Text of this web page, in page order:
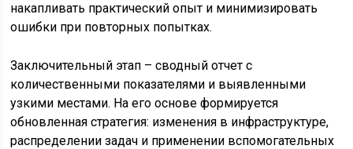
накапливать практический опыт и минимизировать
ошибки при повторных попытках.
Заключительный этап – сводный отчет с
количественными показателями и выявленными
узкими местами. На его основе формируется
обновленная стратегия: изменения в инфраструктуре,
распределении задач и применении вспомогательных